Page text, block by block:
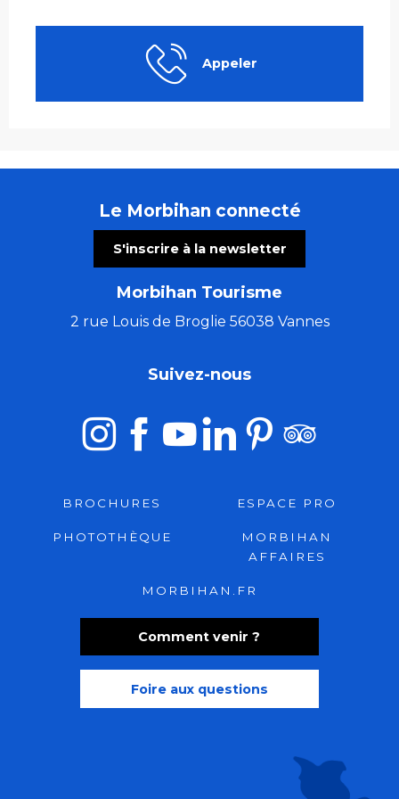
Appeler
Le Morbihan connecté
S'inscrire à la newsletter
Morbihan Tourisme
2 rue Louis de Broglie 56038 Vannes
Comment venir ?
Foire aux questions
Suivez-nous
BROCHURES ESPACE PRO
PHOTOTHÈQUE
MORBIHAN
AFFAIRES
MORBIHAN.FR